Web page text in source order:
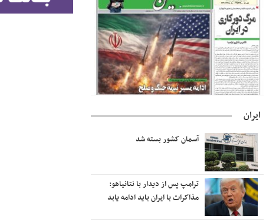
بقائی: فضای مذاکرات فنی و سیاسی ایران و
عمان درباره تنگه هرمز، مثبت است
رئیس سازمان جهاد کشاورزی استان: کشاورزان
گیلان نسبت به دریافت یارانه کود اقدام کنند
تمدید مهلت اظهارنامه‌های مالیاتی سال ۱۴۰۴ تا
پایان شهریورماه
ایران
آسمان کشور بسته شد
ترامپ پس از دیدار با نتانیاهو:
مذاکرات با ایران باید ادامه یابد